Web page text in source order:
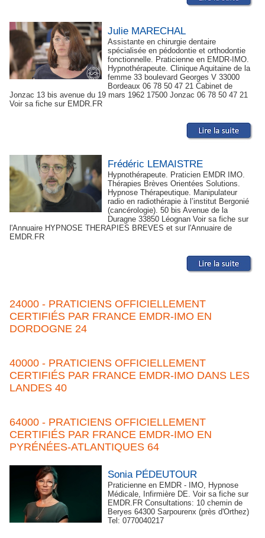
Julie MARECHAL
Assistante en chirurgie dentaire
spécialisée en pédodontie et orthodontie
fonctionnelle. Praticienne en EMDR-IMO.
Hypnothérapeute. Clinique Aquitaine de la
femme 33 boulevard Georges V 33000
Bordeaux 06 78 50 47 21 Cabinet de
Jonzac 13 bis avenue du 19 mars 1962 17500 Jonzac 06 78 50 47 21
Voir sa fiche sur EMDR.FR
Frédéric LEMAISTRE
Hypnothérapeute. Praticien EMDR IMO.
Thérapies Brèves Orientées Solutions.
Hypnose Thérapeutique. Manipulateur
radio en radiothérapie à l’institut Bergonié
(cancérologie). 50 bis Avenue de la
Duragne 33850 Léognan Voir sa fiche sur
l'Annuaire HYPNOSE THERAPIES BREVES et sur l'Annuaire de
EMDR.FR
24000 - PRATICIENS OFFICIELLEMENT
CERTIFIÉS PAR FRANCE EMDR-IMO EN
DORDOGNE 24
40000 - PRATICIENS OFFICIELLEMENT
CERTIFIÉS PAR FRANCE EMDR-IMO DANS LES
LANDES 40
64000 - PRATICIENS OFFICIELLEMENT
CERTIFIÉS PAR FRANCE EMDR-IMO EN
PYRÉNÉES-ATLANTIQUES 64
Sonia PÉDEUTOUR
Praticienne en EMDR - IMO, Hypnose
Médicale, Infirmière DE. Voir sa fiche sur
EMDR.FR Consultations: 10 chemin de
Beryes 64300 Sarpourenx (près d'Orthez)
Tel: 0770040217